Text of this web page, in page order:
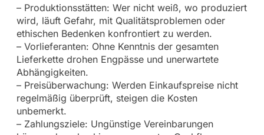
– Produktionsstätten: Wer nicht weiß, wo produziert
wird, läuft Gefahr, mit Qualitätsproblemen oder
ethischen Bedenken konfrontiert zu werden.
– Vorlieferanten: Ohne Kenntnis der gesamten
Lieferkette drohen Engpässe und unerwartete
Abhängigkeiten.
– Preisüberwachung: Werden Einkaufspreise nicht
regelmäßig überprüft, steigen die Kosten
unbemerkt.
– Zahlungsziele: Ungünstige Vereinbarungen